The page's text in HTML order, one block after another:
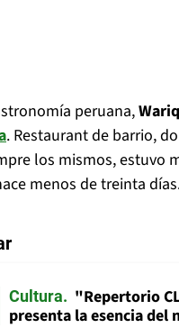
peruana,
. Restaurant de barrio,
los mismos, estuvo
menos de treinta
Cultura
"Repertorio
presenta la esencia del